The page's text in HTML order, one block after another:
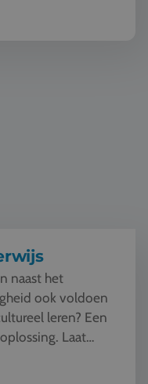
naast het
ook voldoen
leren? Een
Laat